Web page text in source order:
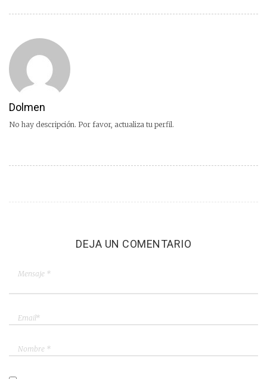
Dolmen
No hay descripción. Por favor, actualiza tu perfil.
DEJA UN COMENTARIO